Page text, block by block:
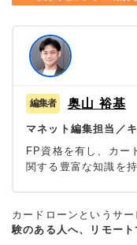
奥山 裕基
マネット編集担当／
FP資格を有し、カー
関する豊富な知識を
もとにリアルな情報
て1,000本を超える記
カードローンというサー
験のある人へ、リモート